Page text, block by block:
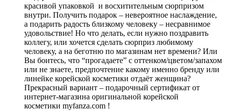
красивой упаковкой и восхитительным сюрпризом
внутри. Получить подарок – невероятное наслаждение,
а подарить радость близкому человеку – несравнимое
удовольствие! Но что делать, если нужно поздравить
коллегу, или хочется сделать сюрприз любимому
человеку, а на беготню по магазинам нет времени? Или
Вы боитесь, что “прогадаете” с оттенком/цветом/запахом
или не знаете, предпочтение какому именно бренду или
линейке корейской косметики отдаёт женщина?
Прекрасный вариант – подарочный сертификат от
интернет-магазина оригинальной корейской
косметики myfanza.com !